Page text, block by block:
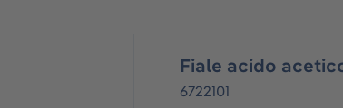
Fiale acido
6722101